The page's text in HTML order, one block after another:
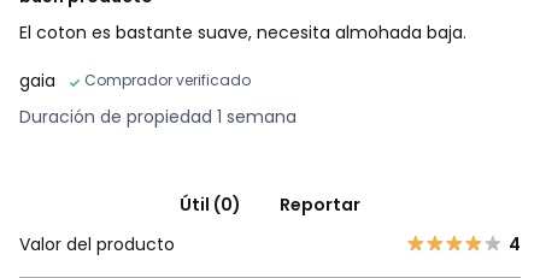
El coton es bastante suave, necesita almohada baja.
gaia
Comprador verificado
Duración de propiedad 1 semana
Útil (0)
Reportar
Valor del producto
4